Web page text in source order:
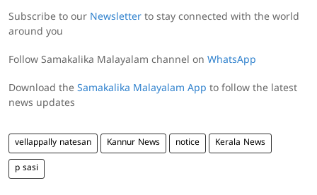
Subscribe to our Newsletter to stay connected with the world
around you
Follow Samakalika Malayalam channel on WhatsApp
Download the Samakalika Malayalam App to follow the latest
news updates
vellappally natesan Kannur News notice Kerala News
p sasi